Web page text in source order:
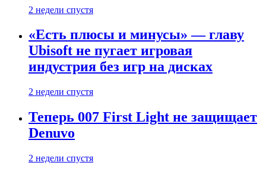
2 недели спустя
«Есть плюсы и минусы» — главу
Ubisoft не пугает игровая
индустрия без игр на дисках
2 недели спустя
Теперь 007 First Light не защищает
Denuvo
2 недели спустя